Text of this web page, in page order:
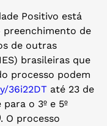
Positivo está
preenchimento de
de outras
brasileiras que
processo podem
36i22DT até 23 de
o 3º e 5º
. O processo